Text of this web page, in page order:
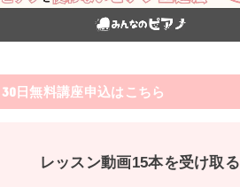
30日無料講座申込はこちら
レッスン動画15本を受け取る